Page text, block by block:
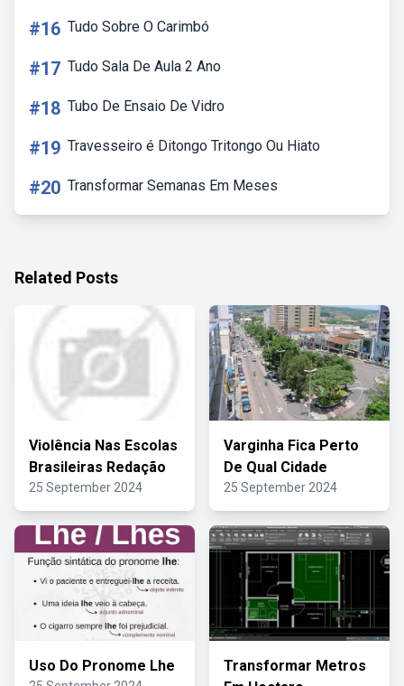
#16 Tudo Sobre O Carimbó
#17 Tudo Sala De Aula 2 Ano
#18 Tubo De Ensaio De Vidro
#19 Travesseiro é Ditongo Tritongo Ou Hiato
#20 Transformar Semanas Em Meses
Related Posts
Violência Nas Escolas
Brasileiras Redação
25 September 2024
Varginha Fica Perto
De Qual Cidade
25 September 2024
Uso Do Pronome Lhe
Transformar Metros